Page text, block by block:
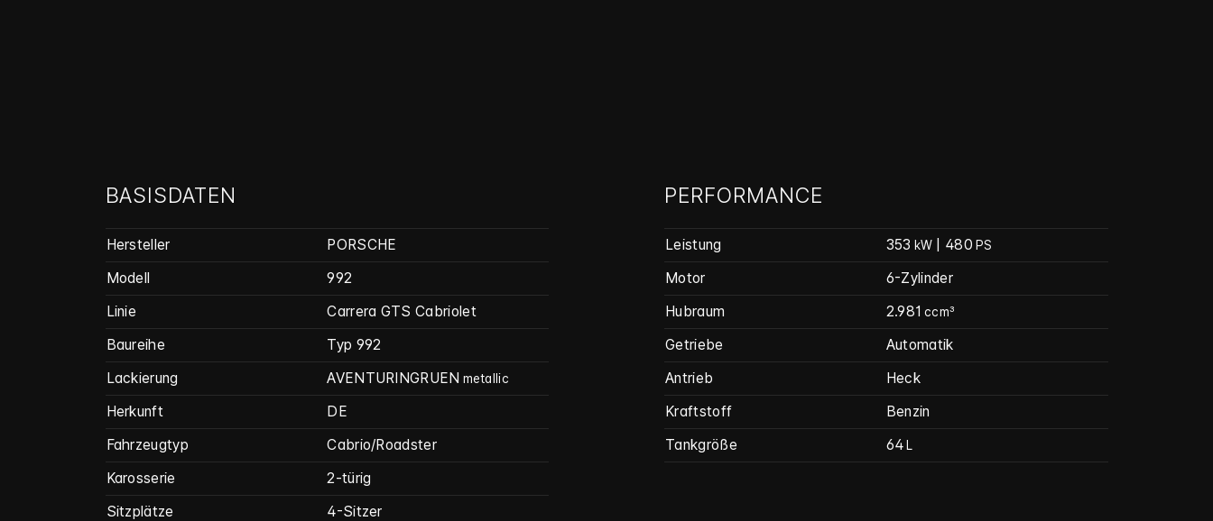
BASISDATEN
Hersteller
PORSCHE
Modell
992
Linie
Carrera GTS Cabriolet
Baureihe
Typ 992
Lackierung
AVENTURINGRUEN metallic
Herkunft
DE
Fahrzeugtyp
Cabrio/Roadster
Karosserie
2-türig
Sitzplätze
4-Sitzer
PERFORMANCE
Leistung 353 kW | 480 PS
Motor
6-Zylinder
Hubraum
2.981 ccm³
Getriebe
Automatik
Antrieb
Heck
Kraftstoff
Benzin
Tankgröße
64 L